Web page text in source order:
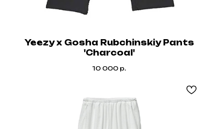
Yeezy x Gosha Rubchinskiy Pants
'Charcoal'
10 000 р.